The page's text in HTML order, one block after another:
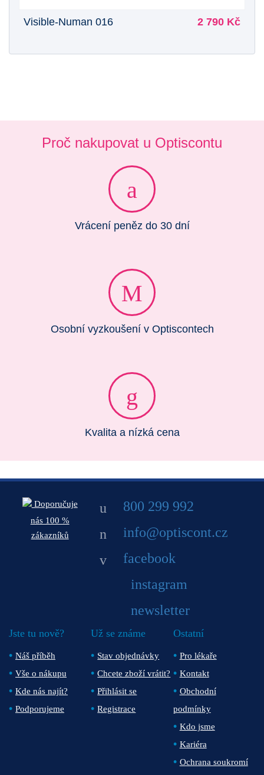
Visible-Numan 016 2 790 Kč
Proč nakupovat u Optiscontu
Vrácení peněz do 30 dní
Osobní vyzkoušení v Optiscontech
Kvalita a nízká cena
Doporučuje
nás 100 %
zákazníků
800 299 992
info@optiscont.cz
facebook
instagram
newsletter
Jste tu nově?
Náš příběh
Vše o nákupu
Kde nás najít?
Podporujeme
Už se známe
Stav objednávky
Chcete zboží vrátit?
Přihlásit se
Registrace
Ostatní
Pro lékaře
Kontakt
Obchodní
podmínky
Kdo jsme
Kariéra
Ochrana soukromí